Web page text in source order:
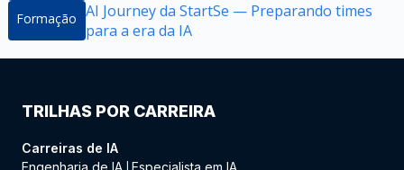
Formação AI Journey da StartSe — Preparando times
para a era da IA
TRILHAS POR CARREIRA
Carreiras de IA
Engenharia de IA Especialista em IA